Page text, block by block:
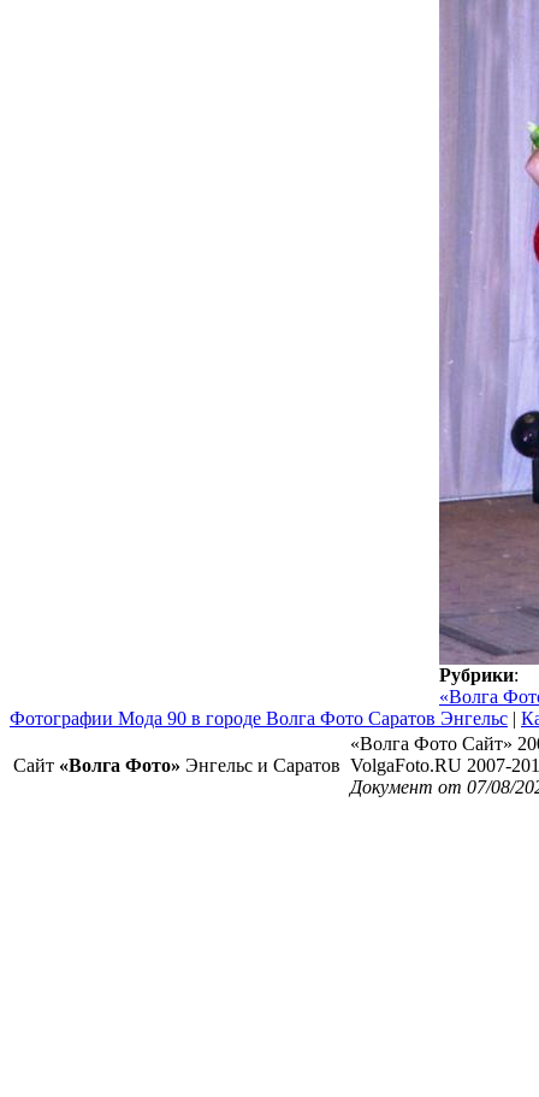
Рубрики:
«Волга
Фотографии Мода 90 в городе Волга Фото Саратов Энгельс |
Сайт «Волга Фото» Энгельс и Саратов
«Волга Фото Сайт»
VolgaFoto.RU 2007-
Документ от 07/08/